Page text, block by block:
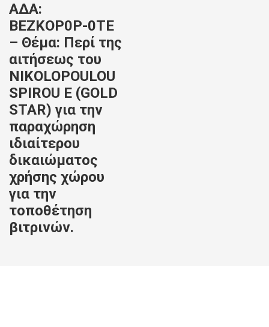
ΑΔΑ:
ΒΕΖΚΟΡ0Ρ-0ΤΕ
– Θέμα: Περί της
αιτήσεως του
NIKOLOPOULOU
SPIROU E (GOLD
STAR) για την
παραχώρηση
ιδιαίτερου
δικαιώματος
χρήσης χώρου
για την
τοποθέτηση
βιτρινών.